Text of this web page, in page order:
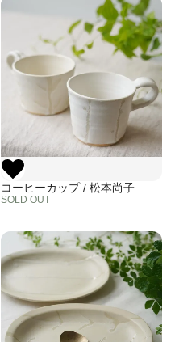
コーヒーカップ / 松本尚子
SOLD OUT